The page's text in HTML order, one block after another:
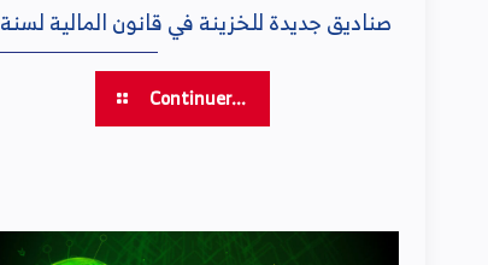
صناديق جديدة للخزينة في قانون المالية لسنة 2025
Continuer...